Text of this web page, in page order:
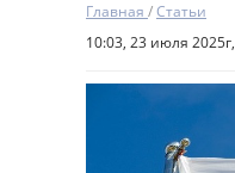
Главная /Статьи
10:03, 23 июля 2025г,